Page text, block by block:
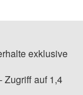
exklusive
Zugriff auf 1,4